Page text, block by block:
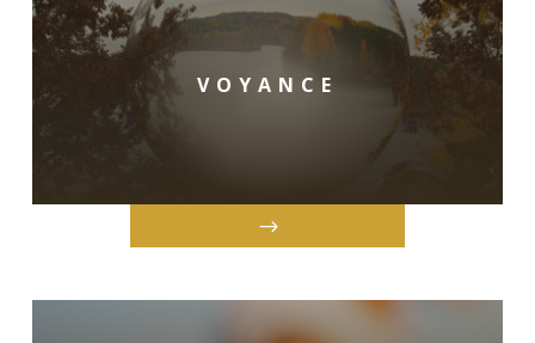
VOYANCE